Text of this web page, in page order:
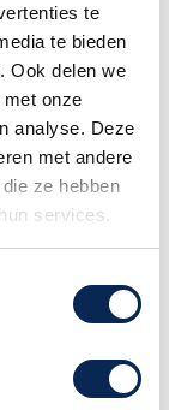
te
te bieden
Ook delen we
onze
analyse. Deze
met andere
ze hebben
services.
en
SET
pickups,
T-
geschikt
dit model
en